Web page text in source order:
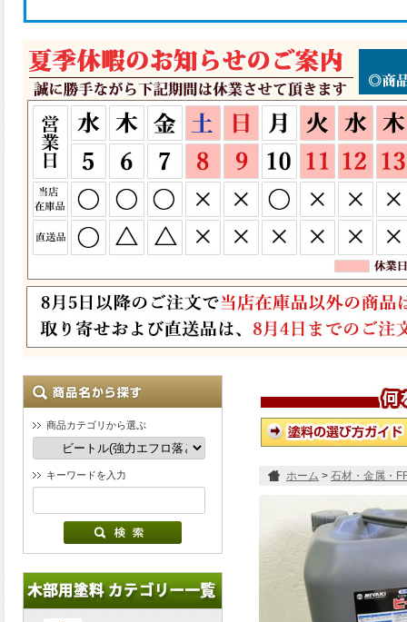
商品カテゴリから選ぶ
キーワードを入力 ホーム > 石材・金属・
ロ落とし) 18L